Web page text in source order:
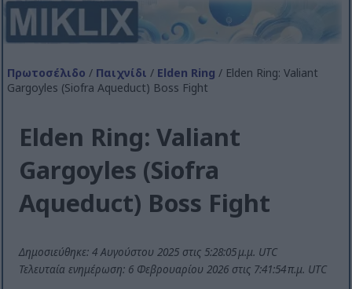
Πρωτοσέλιδο / Παιχνίδι / Elden Ring / Elden Ring: Valiant
Gargoyles (Siofra Aqueduct) Boss Fight
Elden Ring: Valiant
Gargoyles (Siofra
Aqueduct) Boss Fight
Δημοσιεύθηκε: 4 Αυγούστου 2025 στις 5:28:05 μ.μ. UTC
Τελευταία ενημέρωση: 6 Φεβρουαρίου 2026 στις 7:41:54 π.μ. UTC